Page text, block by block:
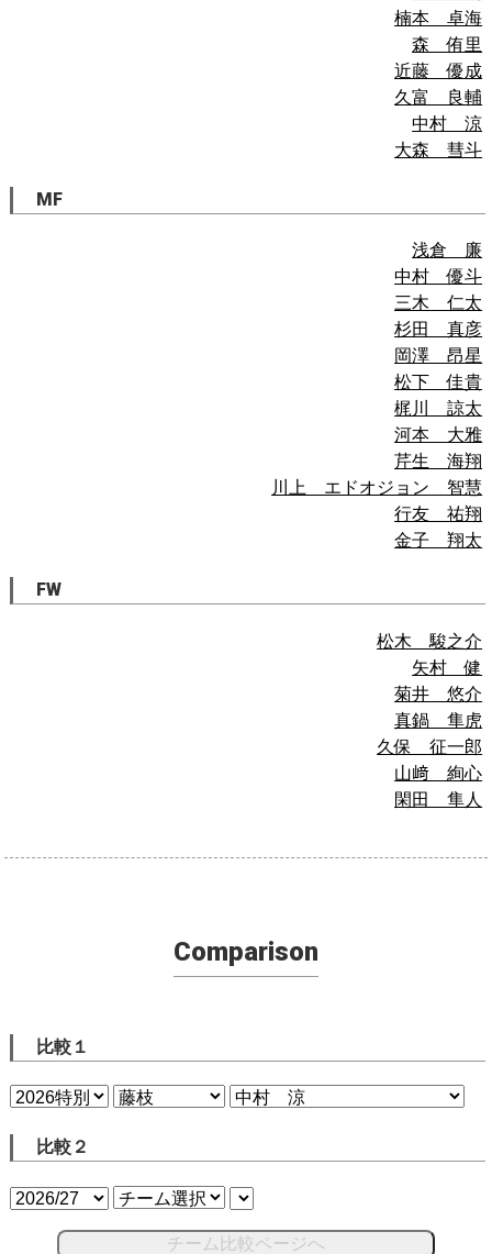
楠本 卓海
森 侑里
近藤 優成
久富 良輔
中村 涼
大森 彗斗
MF
浅倉 廉
中村 優斗
三木 仁太
杉田 真彦
岡澤 昂星
松下 佳貴
梶川 諒太
河本 大雅
芹生 海翔
川上 エドオジョン 智慧
行友 祐翔
金子 翔太
FW
松木 駿之介
矢村 健
菊井 悠介
真鍋 隼虎
久保 征一郎
山﨑 絢心
閑田 隼人
Comparison
比較１
比較２
チーム比較ページへ